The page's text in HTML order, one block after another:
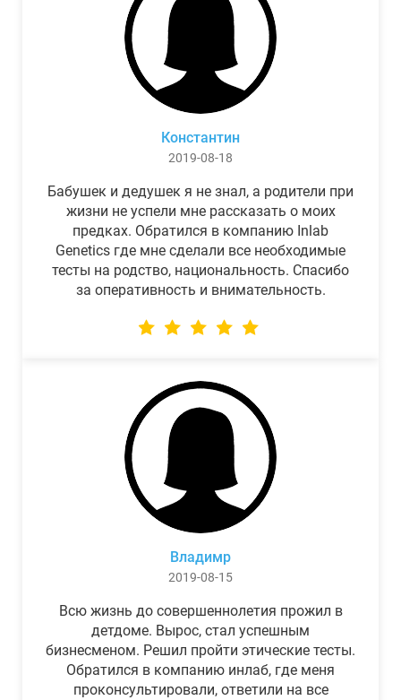
Константин
2019-08-18
Бабушек и дедушек я не знал, а родители при
жизни не успели мне рассказать о моих
предках. Обратился в компанию Inlab
Genetics где мне сделали все необходимые
тесты на родство, национальность. Спасибо
за оперативность и внимательность.
Владимр
2019-08-15
Всю жизнь до совершеннолетия прожил в
детдоме. Вырос, стал успешным
бизнесменом. Решил пройти этические тесты.
Обратился в компанию инлаб, где меня
проконсультировали, ответили на все